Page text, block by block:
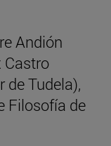
Andión
Castro
de Tudela),
Filosofía de